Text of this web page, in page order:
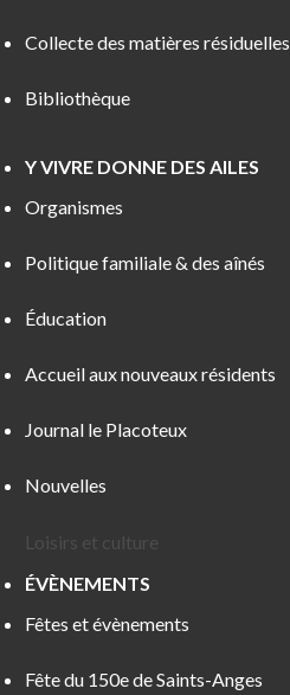
Collecte des matières résiduelles
Bibliothèque
Y VIVRE DONNE DES AILES
Organismes
Politique familiale & des aînés
Éducation
Accueil aux nouveaux résidents
Journal le Placoteux
Nouvelles
Loisirs et culture
ÉVÈNEMENTS
Fêtes et évènements
Fête du 150e de Saints-Anges